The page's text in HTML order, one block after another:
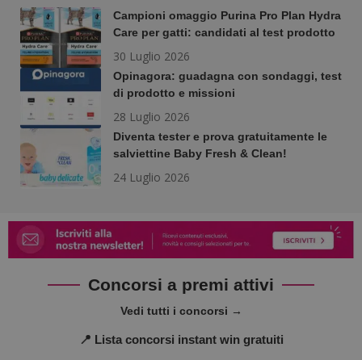
Campioni omaggio Purina Pro Plan Hydra
Care per gatti: candidati al test prodotto
30 Luglio 2026
Opinagora: guadagna con sondaggi, test
di prodotto e missioni
28 Luglio 2026
Diventa tester e prova gratuitamente le
salviettine Baby Fresh & Clean!
24 Luglio 2026
Concorsi a premi attivi
Vedi tutti i concorsi →
📍 Lista concorsi instant win gratuiti